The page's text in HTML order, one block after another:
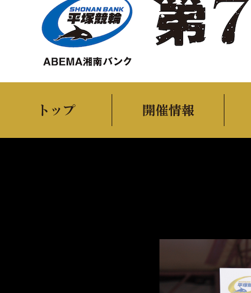
トップ 開催情報